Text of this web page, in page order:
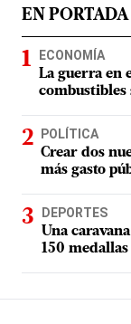
EN PORTADA
ECONOMÍA
La guerra en
combustibles
POLÍTICA
Crear dos
más gasto
DEPORTES
Una
150